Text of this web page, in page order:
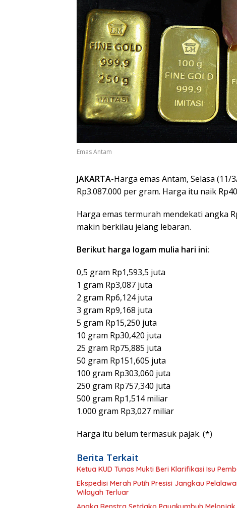
Emas Antam
JAKARTA-Harga emas Antam, Selasa
Rp3.087.000 per gram. Harga itu naik
Harga emas termurah mendekati angka
makin berkilau jelang lebaran.
Berikut harga logam mulia hari ini:
0,5 gram Rp1,593,5 juta
1 gram Rp3,087 juta
2 gram Rp6,124 juta
3 gram Rp9,168 juta
5 gram Rp15,250 juta
10 gram Rp30,420 juta
25 gram Rp75,885 juta
50 gram Rp151,605 juta
100 gram Rp303,060 juta
250 gram Rp757,340 juta
500 gram Rp1,514 miliar
1.000 gram Rp3,027 miliar
Harga itu belum termasuk pajak. (*)
Berita Terkait
Ketua KUD Tunas Mukti Beri Klarifikasi Isu
Ekspedisi Merah Putih Presisi Jangkau
Wilayah Terluar